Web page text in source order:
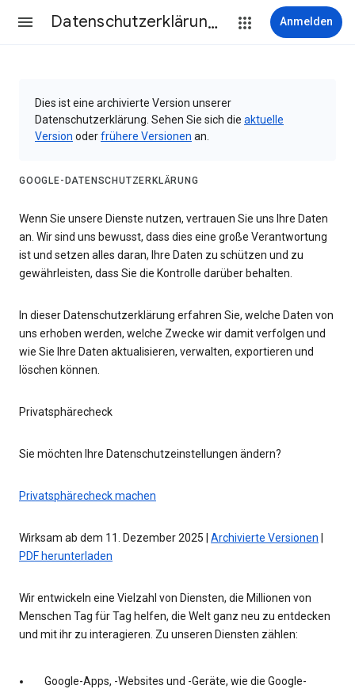
Datenschutzerklärung & Nutzungsbedingungen Anmelden
Dies ist eine archivierte Version unserer
Datenschutzerklärung. Sehen Sie sich die aktuelle
Version oderfrühere Versionen an.
GOOGLE-DATENSCHUTZERKLÄRUNG
Wenn Sie unsere Dienste nutzen, vertrauen Sie uns Ihre Daten
an. Wir sind uns bewusst, dass dies eine große Verantwortung
ist und setzen alles daran, Ihre Daten zu schützen und zu
gewährleisten, dass Sie die Kontrolle darüber behalten.
In dieser Datenschutzerklärung erfahren Sie, welche Daten von
uns erhoben werden, welche Zwecke wir damit verfolgen und
wie Sie Ihre Daten aktualisieren, verwalten, exportieren und
löschen können.
Privatsphärecheck
Sie möchten Ihre Datenschutzeinstellungen ändern?
Privatsphärecheck machen
Wirksam ab dem 11. Dezember 2025 | Archivierte Versionen
PDF herunterladen
Wir entwickeln eine Vielzahl von Diensten, die Millionen von
Menschen Tag für Tag helfen, die Welt ganz neu zu entdecken
und mit ihr zu interagieren. Zu unseren Diensten zählen:
Google-Apps, -Websites und -Geräte, wie die Google-